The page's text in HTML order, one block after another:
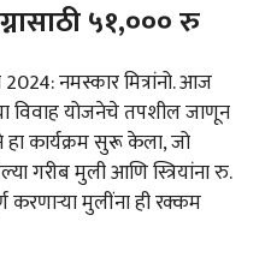
५१,००० रु
2024: नमस्कार मित्रांनो. आज
विवाह योजनेचे तपशील जाणून
कार्यक्रम सुरू केला, जो
गरीब मुली आणि स्त्रियांना रु.
मुलींना ही रक्कम